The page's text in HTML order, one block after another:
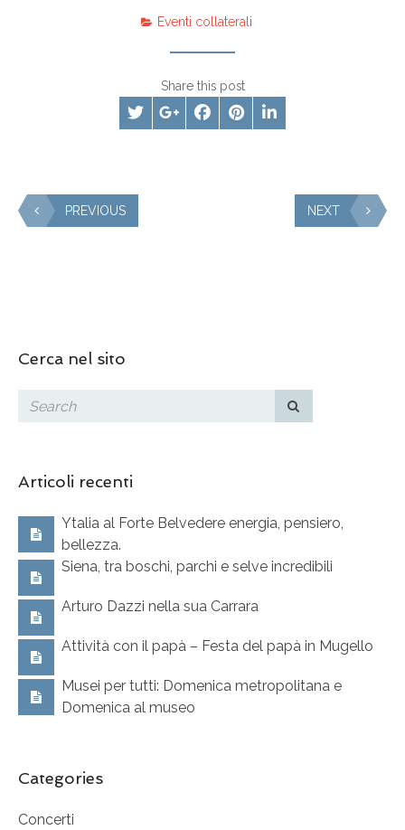
Eventi collaterali
Share this post
PREVIOUS NEXT
Cerca nel sito
Articoli recenti
Ytalia al Forte Belvedere energia, pensiero,
bellezza.
Siena, tra boschi, parchi e selve incredibili
Arturo Dazzi nella sua Carrara
Attività con il papà – Festa del papà in Mugello
Musei per tutti: Domenica metropolitana e
Domenica al museo
Categories
Concerti